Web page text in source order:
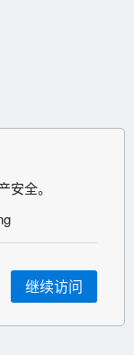
全。
继续访问